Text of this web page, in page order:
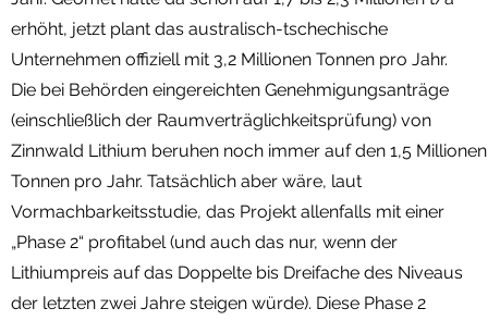
erhöht, jetzt plant das australisch-tschechische
Unternehmen offiziell mit 3,2 Millionen Tonnen pro Jahr.
Die bei Behörden eingereichten Genehmigungsanträge
(einschließlich der Raumverträglichkeitsprüfung) von
Zinnwald Lithium beruhen noch immer auf den 1,5 Millionen
Tonnen pro Jahr. Tatsächlich aber wäre, laut
Vormachbarkeitsstudie, das Projekt allenfalls mit einer
„Phase 2“ profitabel (und auch das nur, wenn der
Lithiumpreis auf das Doppelte bis Dreifache des Niveaus
der letzten zwei Jahre steigen würde). Diese Phase 2